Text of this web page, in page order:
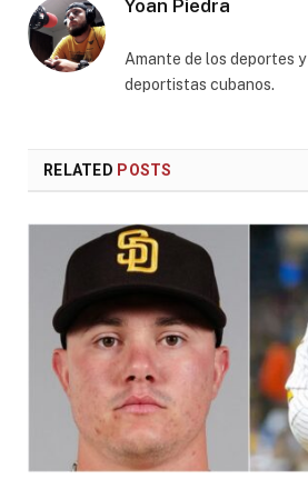
Yoan Piedra
Amante de los deportes
deportistas cubanos.
RELATED POSTS